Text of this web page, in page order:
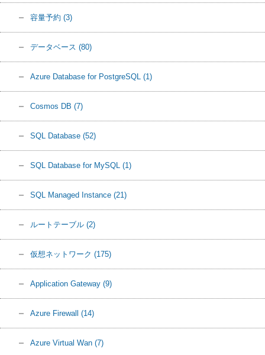
容量予約 (3)
データベース (80)
Azure Database for PostgreSQL (1)
Cosmos DB (7)
SQL Database (52)
SQL Database for MySQL (1)
SQL Managed Instance (21)
ルートテーブル (2)
仮想ネットワーク (175)
Application Gateway (9)
Azure Firewall (14)
Azure Virtual Wan (7)